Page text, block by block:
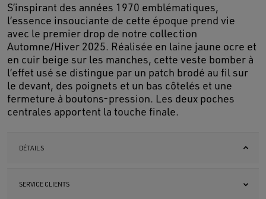
S’inspirant des années 1970 emblématiques,
l’essence insouciante de cette époque prend vie
avec le premier drop de notre collection
Automne/Hiver 2025. Réalisée en laine jaune ocre et
en cuir beige sur les manches, cette veste bomber à
l’effet usé se distingue par un patch brodé au fil sur
le devant, des poignets et un bas côtelés et une
fermeture à boutons-pression. Les deux poches
centrales apportent la touche finale.
DÉTAILS
SERVICE CLIENTS